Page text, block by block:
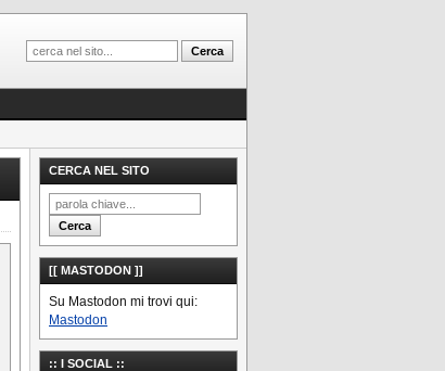
CERCA NEL SITO
[[ MASTODON ]]
Su Mastodon mi trovi qui:
Mastodon
:: I SOCIAL ::